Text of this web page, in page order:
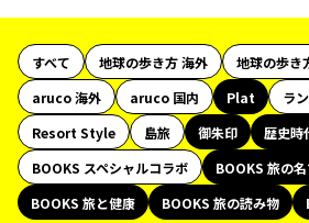
すべて 地球の歩き方 海外
地球の歩き
aruco 海外
aruco 国内 Plat
ラ
Resort Style
島旅 御朱印 歴史時
BOOKS スペシャルコラボ
BOOKS 旅の
BOOKS 旅と健康
BOOKS 旅の読み物